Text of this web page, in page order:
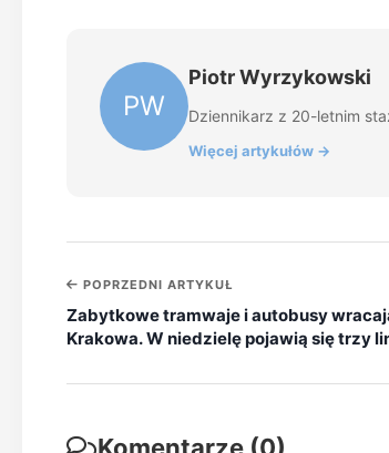
PW
Piotr Wyrzykowski
Dziennikarz z 20-letnim
Więcej artykułów →
POPRZEDNI ARTYKUŁ
Zabytkowe tramwaje i autobusy
Krakowa. W niedzielę pojawią się trzy